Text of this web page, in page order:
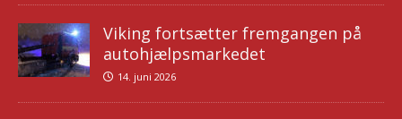
Viking fortsætter fremgangen på
autohjælpsmarkedet
14. juni 2026